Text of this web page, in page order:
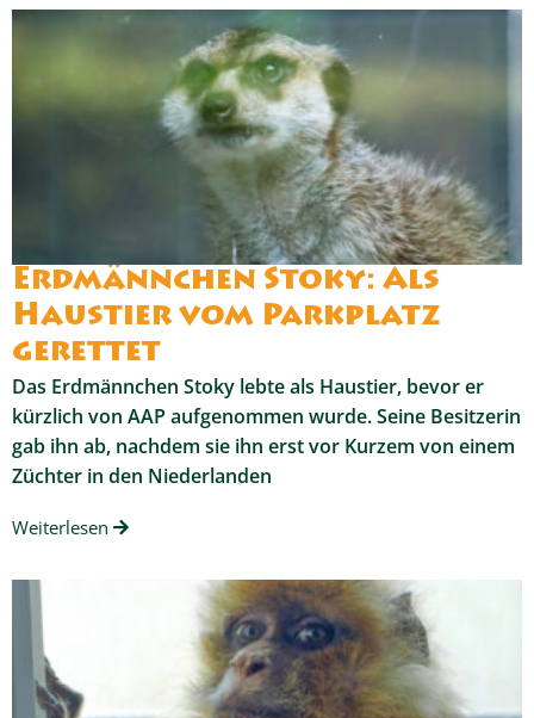
Erdmännchen Stoky: Als
Haustier vom Parkplatz
gerettet
Das Erdmännchen Stoky lebte als Haustier, bevor er
kürzlich von AAP aufgenommen wurde. Seine Besitzerin
gab ihn ab, nachdem sie ihn erst vor Kurzem von einem
Züchter in den Niederlanden
Weiterlesen